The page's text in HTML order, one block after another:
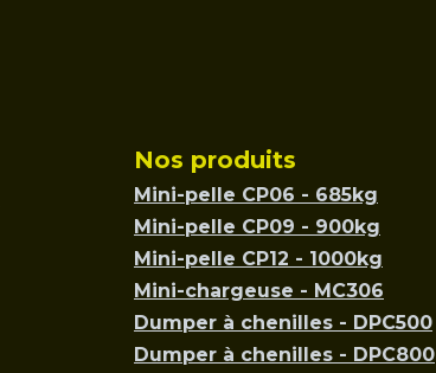
Nos produits
Mini-pelle CP06 - 685kg
Mini-pelle CP09 - 900kg
Mini-pelle CP12 - 1000kg
Mini-chargeuse - MC306
Dumper à chenilles - DPC500
Dumper à chenilles - DPC800